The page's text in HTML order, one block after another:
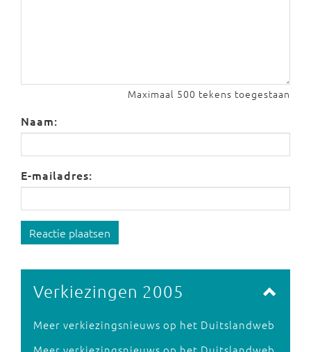
Maximaal 500 tekens toegestaan
Naam:
E-mailadres:
Reactie plaatsen
Verkiezingen 2005
Meer verkiezingsnieuws op het Duitslandweb